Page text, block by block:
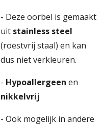
- Deze oorbel is gemaakt
uit stainless steel
(roestvrij staal) en kan
dus niet verkleuren.
- Hypoallergeen en
nikkelvrij
- Ook mogelijk in andere